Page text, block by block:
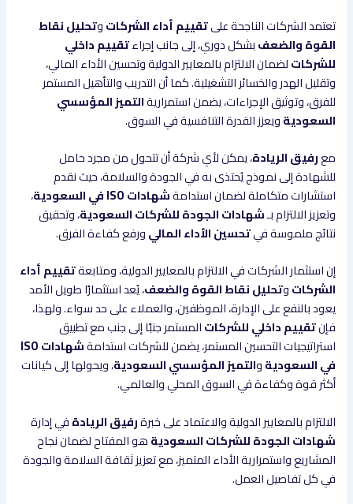
تعتمد الشركات الناجحة علىتقييم أداء الشركاتوتحليل نقاط
القوة والضعفبشكل دوري، إلى جانب إجراءتقييم داخلي
للشركاتلضمان الالتزام بالمعايير الدولية وتحسين الأداء المالي،
وتقليل الهدر والخسائر التشغيلية. كما أن التدريب والتأهيل المستمر
للفرق، وتوثيق الإجراءات، يضمن استمراريةالتميز المؤسسي
السعوديةويعزز القدرة التنافسية في السوق.
معرفيق الريادة، يمكن لأي شركة أن تتحول من مجرد حامل
للشهادة إلى نموذج يُحتذى به في الجودة والسلامة، حيث نقدم
استشارات متكاملة لضمان استدامةشهادات ISO في السعودية
،
وتعزيز الالتزام بـشهادات الجودة للشركات السعودية، وتحقيق
نتائج ملموسة فيتحسين الأداء الماليورفع كفاءة الفرق.
إن استثمار الشركات في الالتزام بالمعايير الدولية، ومتابعةتقييم أداء
الشركاتوتحليل نقاط القوة والضعف، يُعد استثمارًا طويل الأمد
يعود بالنفع على الإدارة، الموظفين، والعملاء على حد سواء. ولهذا،
فإنتقييم داخلي للشركاتالمستمر جنبًا إلى جنب مع تطبيق
استراتيجيات التحسين المستمر، يضمن للشركات استدامة
شهادات ISO
في السعوديةوالتميز المؤسسي السعودية، ويحولها إلى كيانات
أكثر قوة وكفاءة في السوق المحلي والعالمي.
الالتزام بالمعايير الدولية والاعتماد على خبرةرفيق الريادةفي إدارة
شهادات الجودة للشركات السعوديةهو المفتاح لضمان نجاح
المشاريع واستمرارية الأداء المتميز، مع تعزيز ثقافة السلامة والجودة
في كل تفاصيل العمل.